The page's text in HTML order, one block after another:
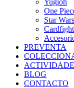
One
Star
PREVENTA
BLOG
CONTACTO